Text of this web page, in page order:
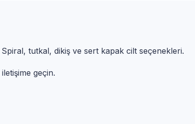
tutkal, dikiş ve sert kapak cilt seçenekleri.
geçin.